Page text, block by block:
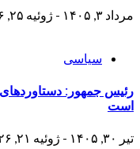
مرداد ۳, ۱۴۰۵ - ژوئیه ۲۵, ۲۰۲۶
سیاسی
رئیس جمهور:
است
تیر ۳۰, ۱۴۰۵ - ژوئیه ۲۱, ۲۰۲۶